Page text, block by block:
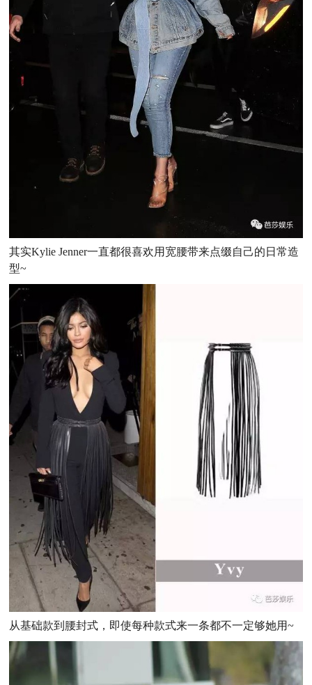
其实Kylie Jenner一直都很喜欢用宽腰带来点缀自己的日常造
型~
从基础款到腰封式，即使每种款式来一条都不一定够她用~